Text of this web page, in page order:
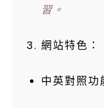
習。
網站特色：
中英對照功